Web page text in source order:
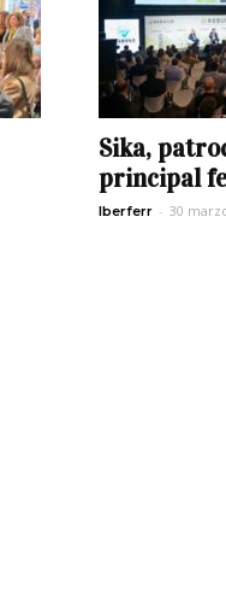
Sika,
principal
Iberferr - 30